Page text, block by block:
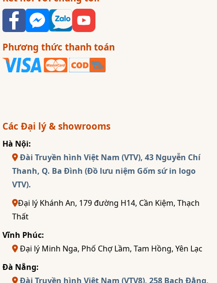
Phương thức thanh toán
Các Đại lý & showrooms
Hà Nội:
Đài Truyền hình Việt Nam (VTV), 43 Nguyễn Chí
Thanh, Q. Ba Đình (Đồ lưu niệm Gốm sứ in logo
VTV).
Đại lý Khánh An, 179 đường H14, Cần Kiệm, Thạch
Thất
Vĩnh Phúc:
Đại lý Minh Nga, Phố Chợ Lầm, Tam Hồng, Yên Lạc
Đà Nẵng:
Đài Truyền hình Việt Nam (VTV8), 258 Bạch Đằng,